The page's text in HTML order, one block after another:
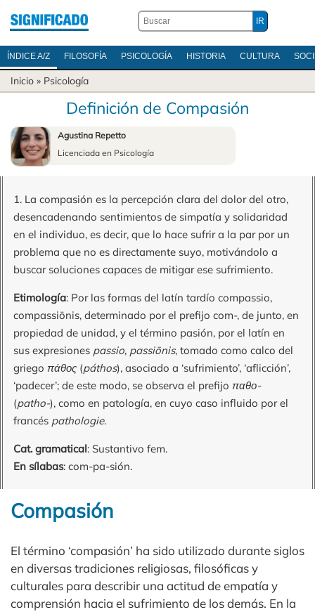
ÍNDICE A/Z FILOSOFÍA PSICOLOGÍA HISTORIA CULTURA
Inicio » Psicología
Definición de Compasión
Agustina Repetto
Licenciada en Psicología
1. La compasión es la percepción clara del dolor del otro,
desencadenando sentimientos de simpatía y solidaridad
en el individuo, es decir, que lo hace sufrir a la par por un
problema que no es directamente suyo, motivándolo a
buscar soluciones capaces de mitigar ese sufrimiento.
Etimología: Por las formas del latín tardío compassio,
compassiōnis, determinado por el prefijo com-, de junto, en
propiedad de unidad, y el término pasión, por el latín en
sus expresiones passio, passiōnis, tomado como calco del
griego πάθος (páthos), asociado a ‘sufrimiento’, ‘aflicción’,
‘padecer’; de este modo, se observa el prefijo παθο-
(patho-), como en patología, en cuyo caso influido por el
francés pathologie.
Cat. gramatical: Sustantivo fem.
En sílabas: com-pa-sión.
Compasión
El término ‘compasión’ ha sido utilizado durante siglos
en diversas tradiciones religiosas, filosóficas y
culturales para describir una actitud de empatía y
comprensión hacia el sufrimiento de los demás. En la